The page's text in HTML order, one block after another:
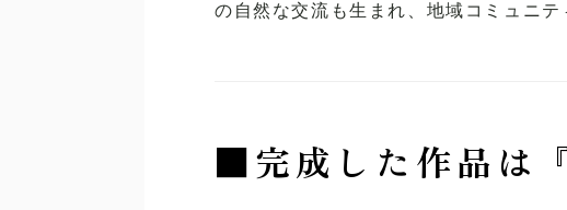
の自然な交流も生まれ、地域コミュニ
■完成した作品は